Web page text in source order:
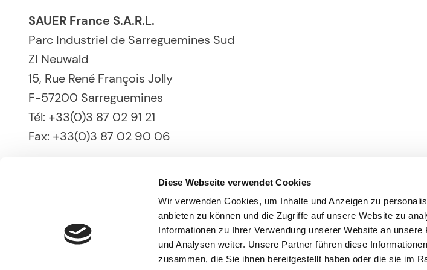
Diese Webseite verwendet Cookies
Wir verwenden Cookies, um Inhalte und Anzeigen zu
anbieten zu können und die Zugriffe auf unsere Website zu
Informationen zu Ihrer Verwendung unserer Website an
und Analysen weiter. Unsere Partner führen diese
zusammen, die Sie ihnen bereitgestellt haben oder die sie im
SAUER France S.A.R.L.
Parc Industriel de Sarreguemines Sud
ZI Neuwald
15, Rue René François Jolly
F-57200 Sarreguemines
Tél: +33(0)3 87 02 91 21
Fax: +33(0)3 87 02 90 06